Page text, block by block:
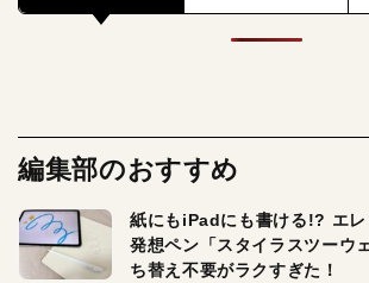
編集部のおすすめ
紙にもiPadにも書ける!? エ
発想ペン「スタイラスツーウ
ち替え不要がラクすぎた！